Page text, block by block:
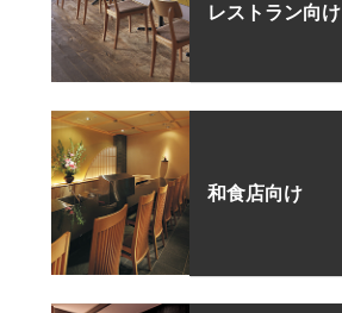
レストラン向け
和食店向け